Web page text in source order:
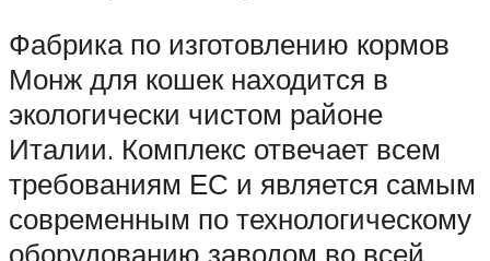
Фабрика по изготовлению кормов
Монж для кошек находится в
экологически чистом районе
Италии. Комплекс отвечает всем
требованиям ЕС и является самым
современным по технологическому
оборудованию заводом во всей